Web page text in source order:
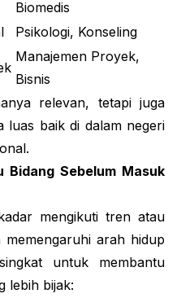
Biomedis
Psikologi, Konseling
Manajemen Proyek,
Bisnis
relevan, tetapi juga
luas baik di dalam negeri
Bidang Sebelum Masuk
mengikuti tren atau
arah hidup
untuk membantu
lebih bijak: